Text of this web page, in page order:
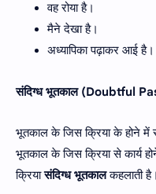
वह रोया है।
मैने देखा है।
अध्यापिका पढ़ाकर आई है।
संदिग्ध भूतकाल (Doubtful
भूतकाल के जिस क्रिया के होने में
भूतकाल के जिस क्रिया से कार्य
क्रियासंदिग्ध भूतकालकहलाती है।